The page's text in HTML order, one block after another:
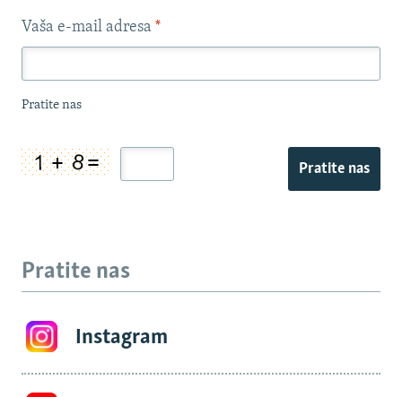
Vaša e-mail adresa *
Pratite nas
Pratite nas
Pratite nas
Instagram